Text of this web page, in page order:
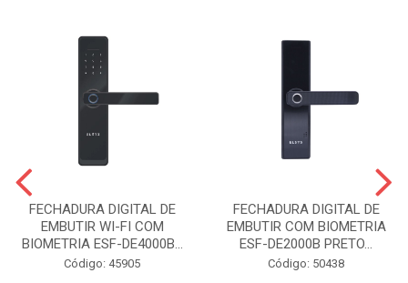
FECHADURA DIGITAL DE
EMBUTIR WI-FI COM
BIOMETRIA ESF-DE4000B...
Código: 45905
FECHADURA DIGITAL DE
EMBUTIR COM BIOMETRIA
ESF-DE2000B PRETO...
Código: 50438